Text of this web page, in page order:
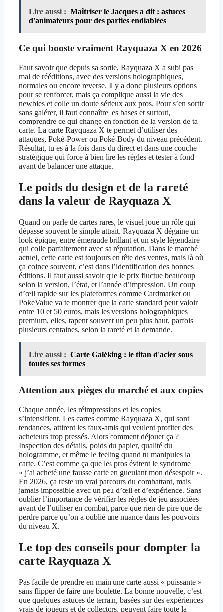
Lire aussi : Maîtriser le Jacques a dit : astuces
d'animateurs pour des parties endiablées
Ce qui booste vraiment Rayquaza X en 2026
Faut savoir que depuis sa sortie, Rayquaza X a subi pas
mal de rééditions, avec des versions holographiques,
normales ou encore reverse. Il y a donc plusieurs options
pour se renforcer, mais ça complique aussi la vie des
newbies et colle un doute sérieux aux pros. Pour s’en sortir
sans galérer, il faut connaître les bases et surtout,
comprendre ce qui change en fonction de la version de ta
carte. La carte Rayquaza X te permet d’utiliser des
attaques, Poké-Power ou Poké-Body du niveau précédent.
Résultat, tu es à la fois dans du direct et dans une couche
stratégique qui force à bien lire les règles et tester à fond
avant de balancer une attaque.
Le poids du design et de la rareté
dans la valeur de Rayquaza X
Quand on parle de cartes rares, le visuel joue un rôle qui
dépasse souvent le simple attrait. Rayquaza X dégaine un
look épique, entre émeraude brillant et un style légendaire
qui colle parfaitement avec sa réputation. Dans le marché
actuel, cette carte est toujours en tête des ventes, mais là où
ça coince souvent, c’est dans l’identification des bonnes
éditions. Il faut aussi savoir que le prix fluctue beaucoup
selon la version, l’état, et l’année d’impression. Un coup
d’œil rapide sur les plateformes comme Cardmarket ou
PokeValue va te montrer que la carte standard peut valoir
entre 10 et 50 euros, mais les versions holographiques
premium, elles, tapent souvent un peu plus haut, parfois
plusieurs centaines, selon la rareté et la demande.
Lire aussi : Carte Galéking : le titan d'acier sous
toutes ses formes
Attention aux pièges du marché et aux copies
Chaque année, les réimpressions et les copies
s’intensifient. Les cartes comme Rayquaza X, qui sont
tendances, attirent les faux-amis qui veulent profiter des
acheteurs trop pressés. Alors comment déjouer ça ?
Inspection des détails, poids du papier, qualité du
hologramme, et même le feeling quand tu manipules la
carte. C’est comme ça que les pros évitent le syndrome
« j’ai acheté une fausse carte en gueulant mon désespoir ».
En 2026, ça reste un vrai parcours du combattant, mais
jamais impossible avec un peu d’œil et d’expérience. Sans
oublier l’importance de vérifier les règles de jeu associées
avant de l’utiliser en combat, parce que rien de pire que de
perdre parce qu’on a oublié une nuance dans les pouvoirs
du niveau X.
Le top des conseils pour dompter la
carte Rayquaza X
Pas facile de prendre en main une carte aussi « puissante »
sans flipper de faire une boulette. La bonne nouvelle, c’est
que quelques astuces de terrain, basées sur des expériences
vrais de joueurs et de collectors, peuvent faire toute la